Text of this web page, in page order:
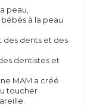
peau,
à la peau
dents et des
dentistes et
MAM a créé
toucher